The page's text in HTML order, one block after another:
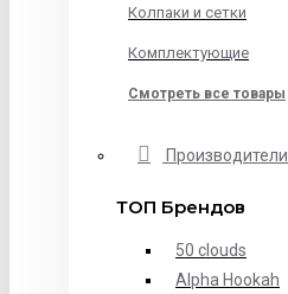
Колпаки и сетки
Комплектующие
Смотреть все товары
Производители
ТОП Брендов
50 clouds
Alpha Hookah